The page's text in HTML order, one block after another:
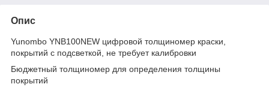
Опис
Yunombo YNB100NEW цифровой толщиномер краски,
покрытий с подсветкой, не требует калибровки
Бюджетный толщиномер для определения толщины
покрытий